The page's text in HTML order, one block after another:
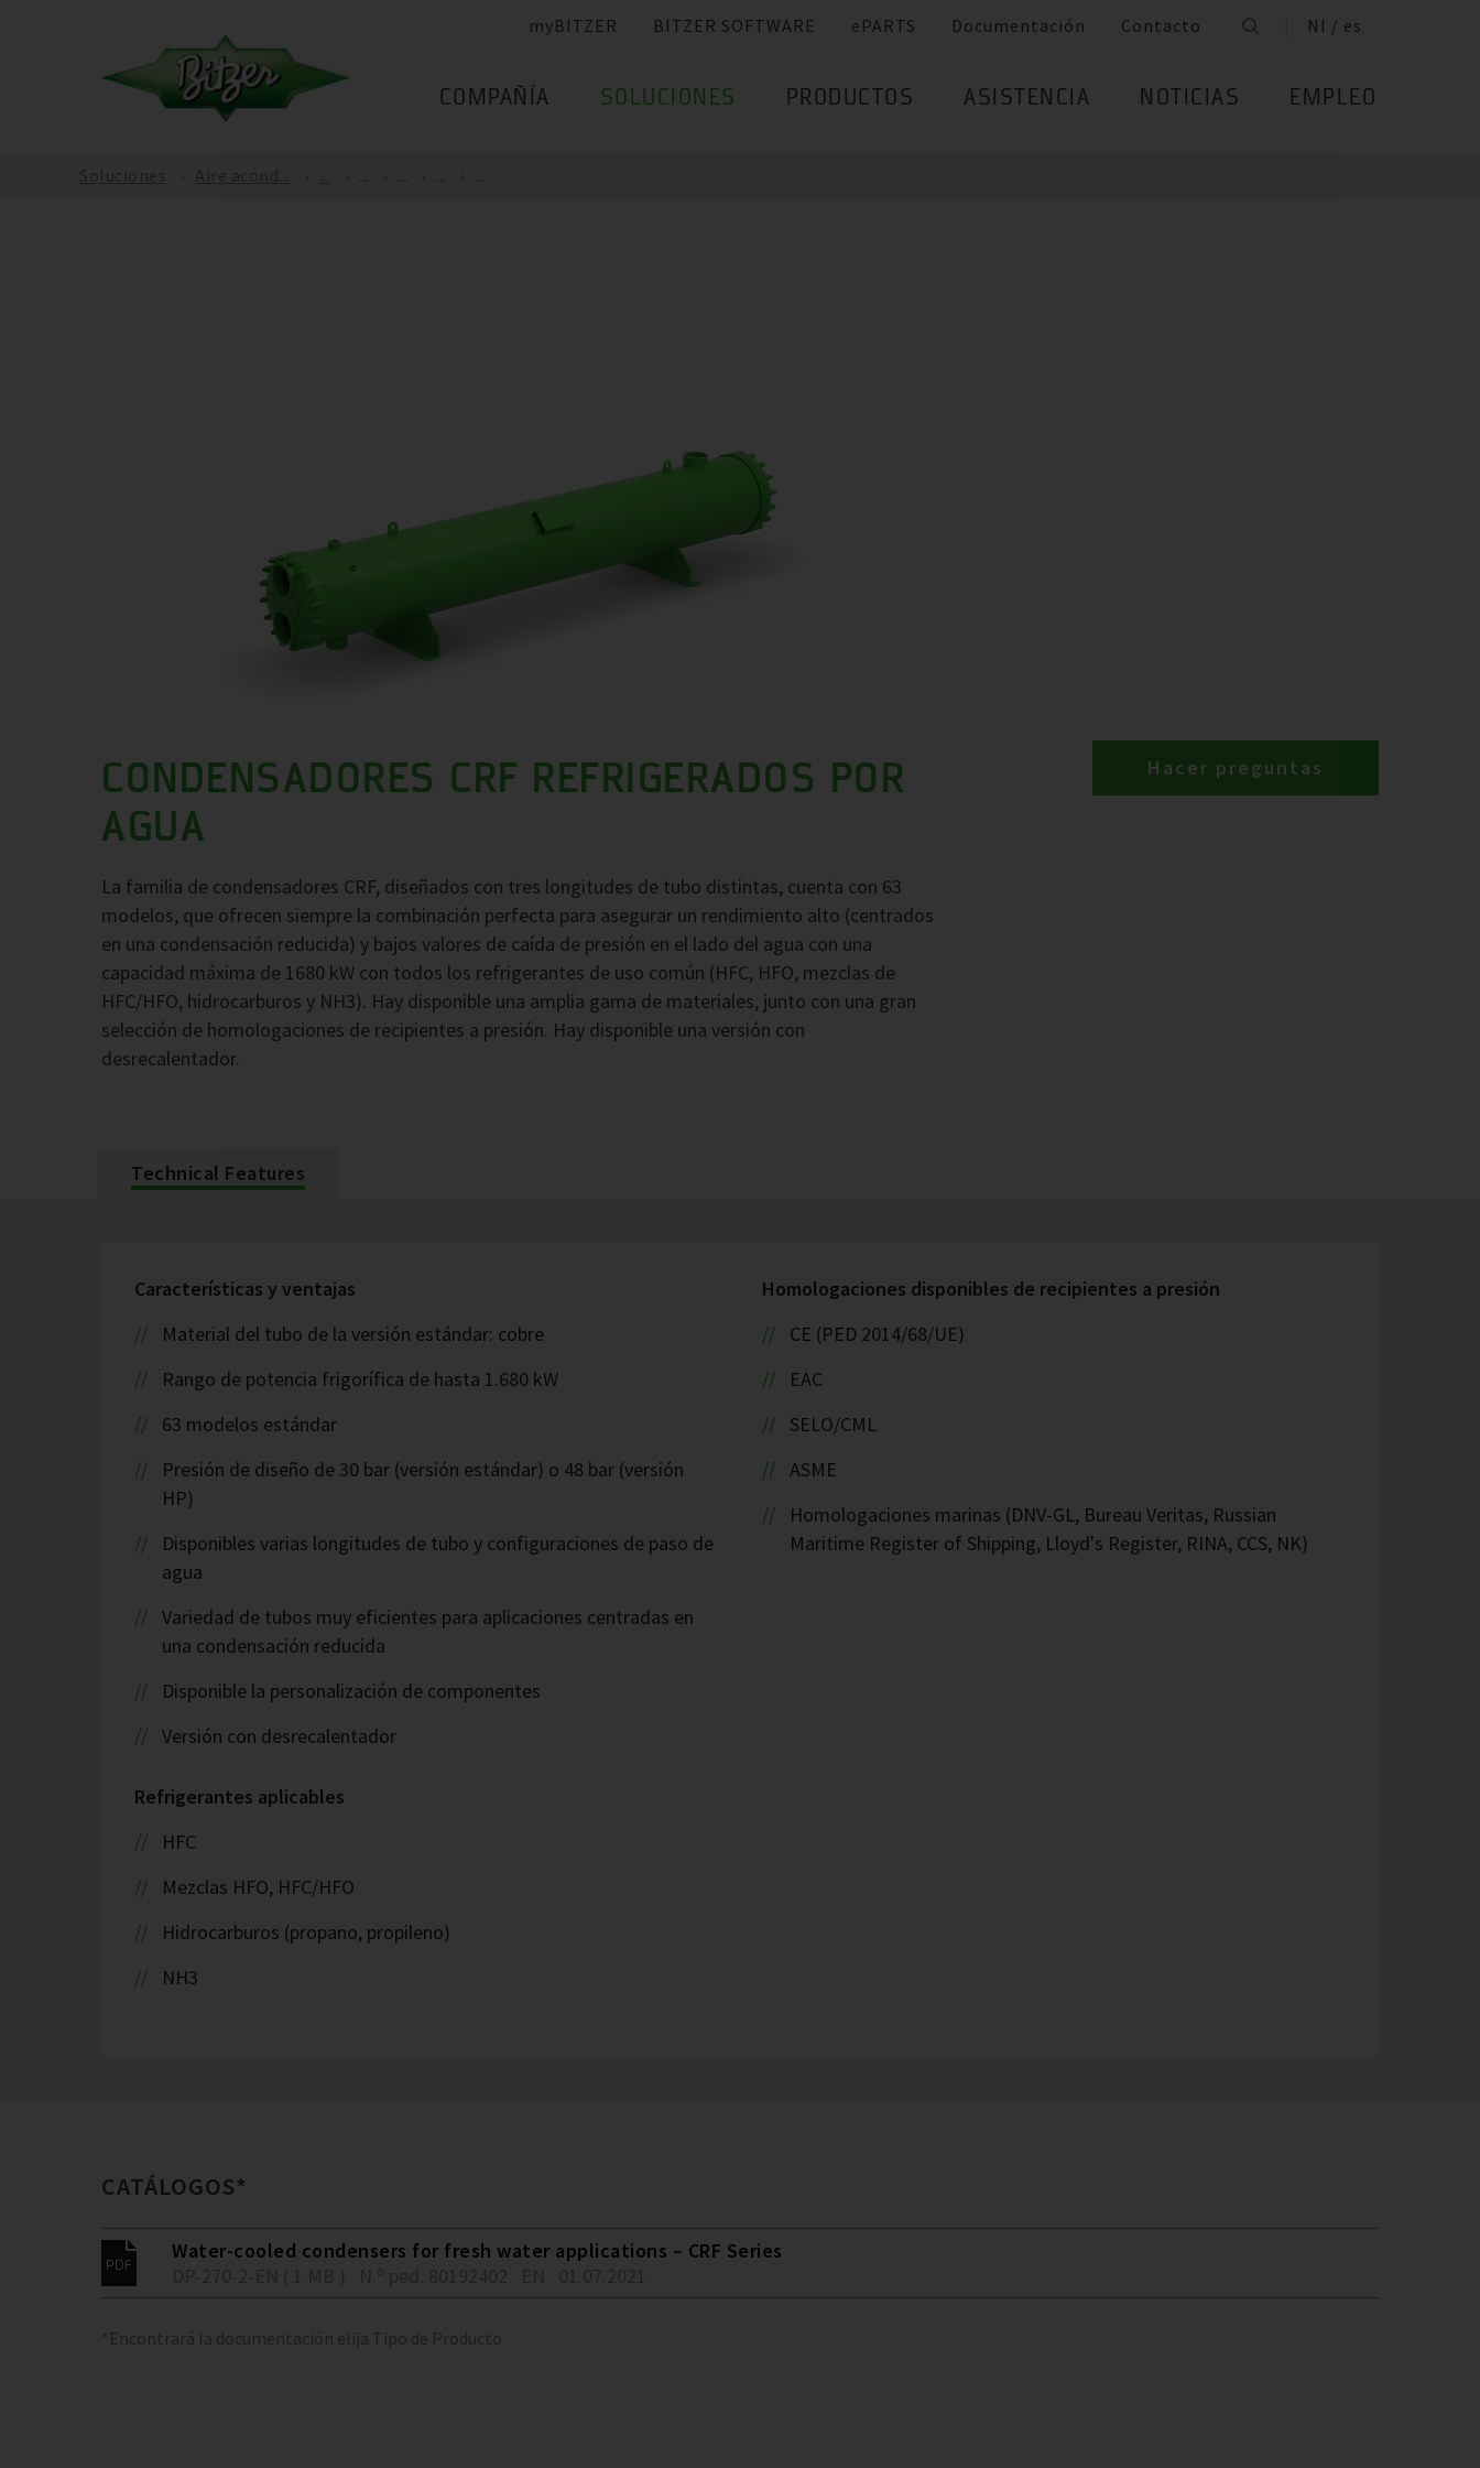
myBITZER BITZER SOFTWARE ePARTS Documentación Contacto NI / es
COMPAÑÍA SOLUCIONES PRODUCTOS ASISTENCIA NOTICIAS EMPLEO
CONDENSADORES CRF REFRIGERADOS POR
AGUA
La familia de condensadores CRF, diseñados con tres longitudes de tubo distintas, cuenta con 63
modelos, que ofrecen siempre la combinación perfecta para asegurar un rendimiento alto (centrados
en una condensación reducida) y bajos valores de caída de presión en el lado del agua con una
capacidad máxima de 1680 kW con todos los refrigerantes de uso común (HFC, HFO, mezclas de
HFC/HFO, hidrocarburos y NH3). Hay disponible una amplia gama de materiales, junto con una gran
selección de homologaciones de recipientes a presión. Hay disponible una versión con
desrecalentador.
Hacer preguntas
Technical Features
Características y ventajas
Material del tubo de la versión estándar: cobre
Rango de potencia frigorífica de hasta 1.680 kW
63 modelos estándar
Presión de diseño de 30 bar (versión estándar) o 48 bar (versión
HP)
Disponibles varias longitudes de tubo y configuraciones de paso de
agua
Variedad de tubos muy eficientes para aplicaciones centradas en
una condensación reducida
Disponible la personalización de componentes
Versión con desrecalentador
Refrigerantes aplicables
HFC
Mezclas HFO, HFC/HFO
Hidrocarburos (propano, propileno)
NH3
Homologaciones disponibles de recipientes a presión
CE (PED 2014/68/UE)
EAC
SELO/CML
ASME
Homologaciones marinas (DNV-GL, Bureau Veritas, Russian
Maritime Register of Shipping, Lloyd's Register, RINA, CCS, NK)
CATÁLOGOS*
Water-cooled condensers for fresh water applications – CRF Series
*Encontrará la documentación elija Tipo de Producto